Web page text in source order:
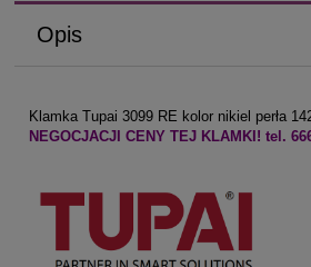
Opis
Klamka Tupai 3099 RE kolor nikiel perła
NEGOCJACJI CENY TEJ KLAMKI! tel.